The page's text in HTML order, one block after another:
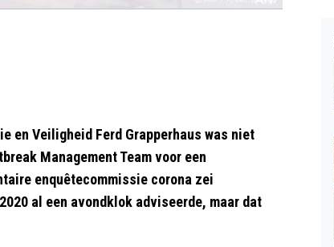
en Veiligheid Ferd Grapperhaus was niet
Management Team voor een
enquêtecommissie corona zei
al een avondklok adviseerde, maar dat